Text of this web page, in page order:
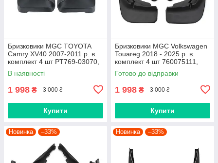
Бризковики MGC TOYOTA
Camry XV40 2007-2011 р. в.
комплект 4 шт PT769-03070,
7609533040H0,
7609533040C0
В наявності
1 998 ₴ 3 000 ₴
Купити
Бризковики MGC Volkswagen
Touareg 2018 - 2025 р. в.
комплект 4 шт 760075111,
760075101
Готово до відправки
1 998 ₴ 3 000 ₴
Купити
Новинка –33% Новинка –33%